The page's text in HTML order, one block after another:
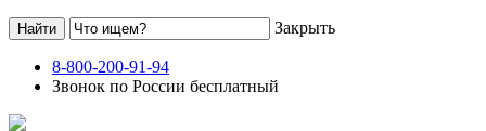
Закрыть
8-800-200-91-94
Звонок по России бесплатный